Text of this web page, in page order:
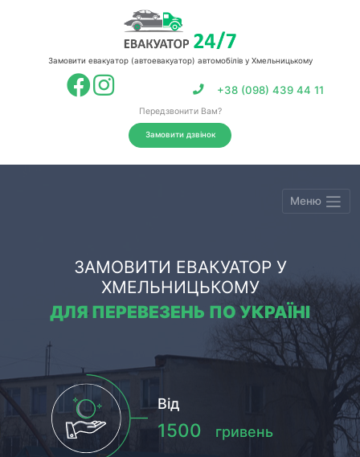
Замовити евакуатор (автоевакуатор) автомобілів у Хмельницькому
+38 (098) 439 44 11
Передзвонити Вам?
Замовити дзвінок
Меню
ЗАМОВИТИ ЕВАКУАТОР У
ХМЕЛЬНИЦЬКОМУ
ДЛЯ ПЕРЕВЕЗЕНЬ ПО УКРАЇНІ
Від
1500 гривень